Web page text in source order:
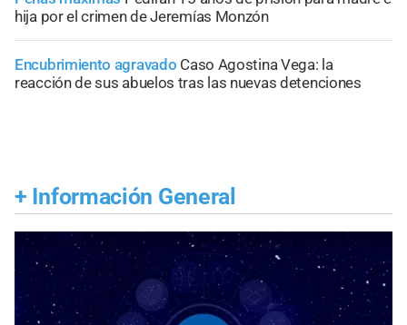
hija por el crimen de Jeremías Monzón
Encubrimiento agravado Caso Agostina Vega: la
reacción de sus abuelos tras las nuevas detenciones
+ Información General